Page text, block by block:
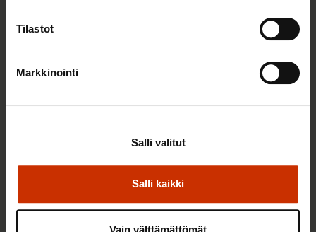
Tilastot
Markkinointi
Salli kaikki
Salli valitut